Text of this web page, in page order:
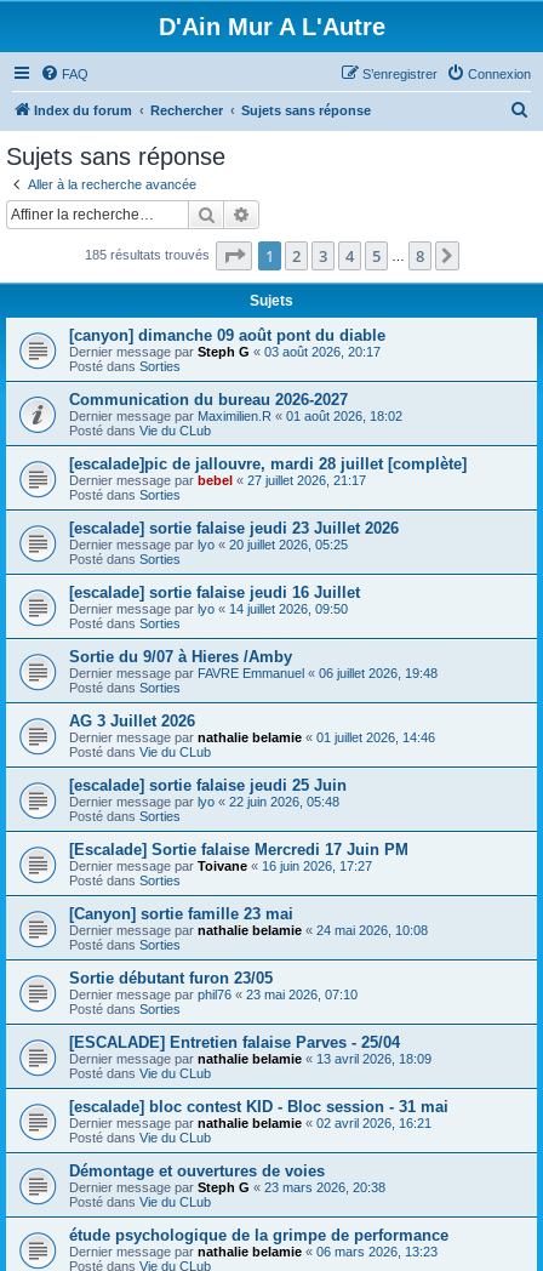
D'Ain Mur A L'Autre
FAQ Connexion
S’enregistrer
Index du forum Rechercher Sujets sans réponse
c
Sujets sans réponse
Aller à la recherche avancée
Rechercher
185 résultats trouvés Page 1sur8
1 2 3 4 5 8
Sujets
[canyon] dimanche 09 août pont du diable
Dernier message par Steph G « 03 août 2026, 20:17
Posté dans Sorties
Communication du bureau 2026-2027
Dernier message par Maximilien.R « 01 août 2026, 18:02
Posté dans Vie du CLub
[escalade]pic de jallouvre, mardi 28 juillet [complète]
Dernier message par bebel « 27 juillet 2026, 21:17
Posté dans Sorties
[escalade] sortie falaise jeudi 23 Juillet 2026
Dernier message par lyo « 20 juillet 2026, 05:25
Posté dans Sorties
[escalade] sortie falaise jeudi 16 Juillet
Dernier message par lyo « 14 juillet 2026, 09:50
Posté dans Sorties
Sortie du 9/07 à Hieres /Amby
Dernier message par FAVRE Emmanuel « 06 juillet 2026, 19:48
Posté dans Sorties
AG 3 Juillet 2026
Dernier message par nathalie belamie « 01 juillet 2026, 14:46
Posté dans Vie du CLub
[escalade] sortie falaise jeudi 25 Juin
Dernier message par lyo « 22 juin 2026, 05:48
Posté dans Sorties
[Escalade] Sortie falaise Mercredi 17 Juin PM
Dernier message par Toivane « 16 juin 2026, 17:27
Posté dans Sorties
[Canyon] sortie famille 23 mai
Dernier message par nathalie belamie « 24 mai 2026, 10:08
Posté dans Sorties
Sortie débutant furon 23/05
Dernier message par phil76 « 23 mai 2026, 07:10
Posté dans Sorties
[ESCALADE] Entretien falaise Parves - 25/04
Dernier message par nathalie belamie « 13 avril 2026, 18:09
Posté dans Vie du CLub
[escalade] bloc contest KID - Bloc session - 31 mai
Dernier message par nathalie belamie « 02 avril 2026, 16:21
Posté dans Vie du CLub
Démontage et ouvertures de voies
Dernier message par Steph G « 23 mars 2026, 20:38
Posté dans Vie du CLub
étude psychologique de la grimpe de performance
Dernier message par nathalie belamie « 06 mars 2026, 13:23
Posté dans Vie du CLub